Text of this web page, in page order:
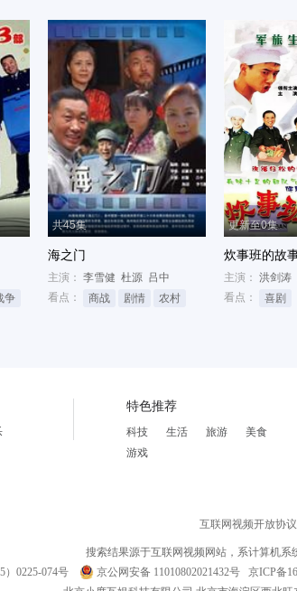
争
共45集
海之门
主演： 李雪健 杜源 吕中
看点：
商战 剧情 农村
更新至0集
炊事班的故
主演： 洪剑涛
看点：
喜剧
特色推荐
科技 生活 旅游
美食
游戏
互联网视频开放协议
搜索结果源于互联网视频网站，系计算机系
）0225-074号
京公网安备 11010802021432号 京ICP备